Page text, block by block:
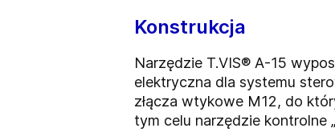
Konstrukcja
Narzędzie T.VIS® A-15
elektryczna dla systemu
złącza wtykowe M12, do
tym celu narzędzie kontrolne